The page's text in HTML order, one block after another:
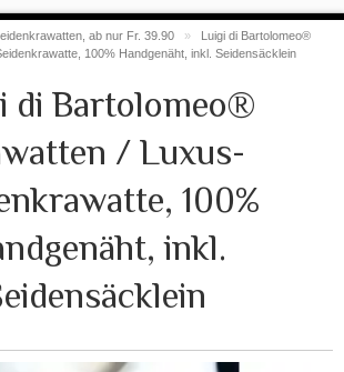
ab nur Fr. 39.90 »
Luigi di Bartolomeo®
100% Handgenäht, inkl. Seidensäcklein
di Bartolomeo®
/ Luxus-
100%
inkl.